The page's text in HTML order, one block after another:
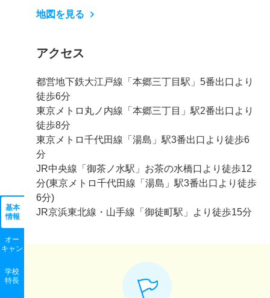
基本
情報
オー
キャン
学校
特長
地図を見る
アクセス
都営地下鉄大江戸線「本郷三丁目駅」5番出口より
徒歩6分
東京メトロ丸ノ内線「本郷三丁目」駅2番出口より
徒歩8分
東京メトロ千代田線「湯島」駅3番出口より徒歩6
分
JR中央線「御茶ノ水駅」お茶の水橋口より徒歩12
分(東京メトロ千代田線「湯島」駅3番出口より徒歩
6分)
JR京浜東北線・山手線「御徒町駅」より徒歩15分